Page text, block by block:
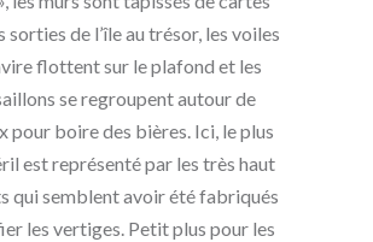
sorties de l’île au trésor, les voiles
flottent sur le plafond et les
se regroupent autour de
pour boire des bières. Ici, le plus
est représenté par les très haut
qui semblent avoir été fabriqués
les vertiges. Petit plus pour les